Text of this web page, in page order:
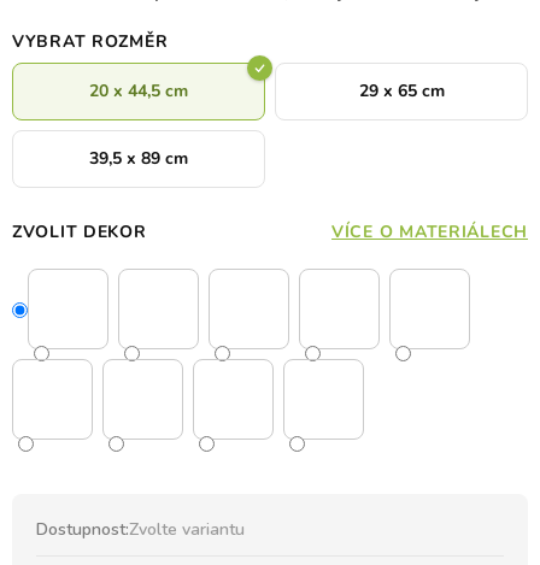
VYBRAT ROZMĚR
20 x 44,5 cm 29 x 65 cm
39,5 x 89 cm
ZVOLIT DEKOR VÍCE O MATERIÁLECH
Dostupnost:Zvolte variantu